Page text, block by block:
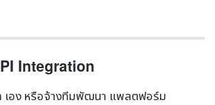
Integration
อง หรือจ้างทีมพัฒนา แพลตฟอร์ม